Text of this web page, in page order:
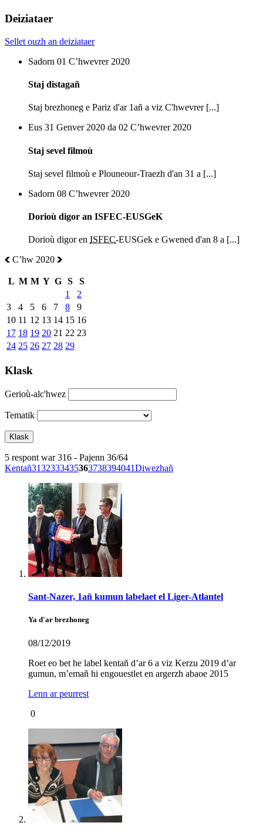
Deiziataer
Sellet ouzh an deiziataer
Sadorn 01 Cʼhwevrer 2020
Staj distagañ
Staj brezhoneg e Pariz d'ar 1añ a viz C'hwevrer [...]
Eus 31 Genver 2020 da 02 Cʼhwevrer 2020
Staj sevel filmoù
Staj sevel filmoù e Plouneour-Traezh d'an 31 a [...]
Sadorn 08 Cʼhwevrer 2020
Dorioù digor an ISFEC-EUSGeK
Dorioù digor en ISFEC-EUSGek e Gwened d'an 8 a [...]
Cʼhw 2020
L M M Y G S
S
1
2
3
4 5 6 7 8
9
10 11 12 13 14 15 16
17 18 19 20 21 22 23
24 25 26 27 28 29
Klask
Gerioù-alc'hwez
Tematik
5 respont war 316 - Pajenn 36/64
Kentañ3132333435363738394041Diwezhañ
Sant-Nazer, 1añ kumun labelaet el Liger-Atlantel
Ya d'ar brezhoneg
08/12/2019
Roet eo bet he label kentañ d’ar 6 a viz Kerzu 2019 d’ar
gumun, m’emañ hi engouestlet en argerzh abaoe 2015
Lenn ar peurrest
0